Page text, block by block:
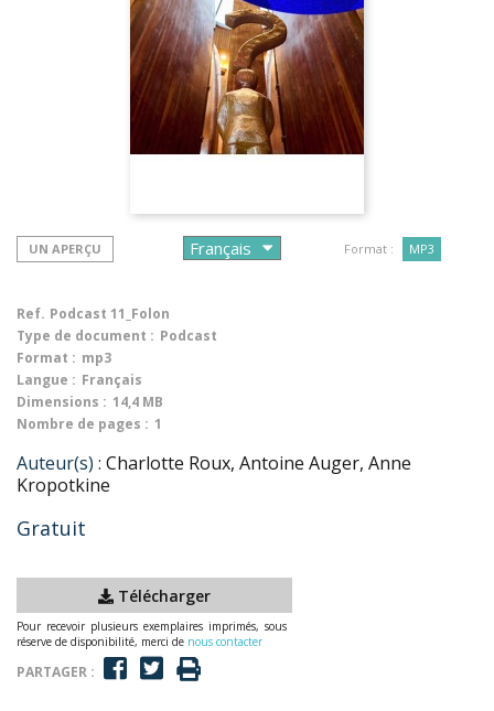
UN APERÇU Format : MP3
Ref. Podcast 11_Folon
Type de document : Podcast
Format : mp3
Langue : Français
Dimensions : 14,4 MB
Nombre de pages : 1
Auteur(s) : Charlotte Roux, Antoine Auger, Anne
Kropotkine
Gratuit
Télécharger
Pour recevoir plusieurs exemplaires imprimés, sous
réserve de disponibilité, merci de nous contacter
PARTAGER :